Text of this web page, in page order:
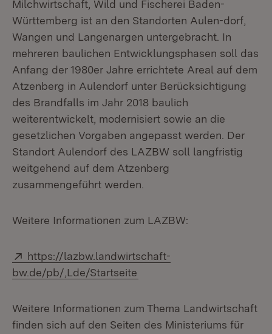
Milchwirtschaft, Wild und Fischerei Baden-
Württemberg ist an den Standorten Aulen-dorf,
Wangen und Langenargen untergebracht. In
mehreren baulichen Entwicklungsphasen soll das
Anfang der 1980er Jahre errichtete Areal auf dem
Atzenberg in Aulendorf unter Berücksichtigung
des Brandfalls im Jahr 2018 baulich
weiterentwickelt, modernisiert sowie an die
gesetzlichen Vorgaben angepasst werden. Der
Standort Aulendorf des LAZBW soll langfristig
weitgehend auf dem Atzenberg
zusammengeführt werden.
Weitere Informationen zum LAZBW:
Extern:
https://lazbw.landwirtschaft-
bw.de/pb/,Lde/Startseite
Weitere Informationen zum Thema Landwirtschaft
finden sich auf den Seiten des Ministeriums für